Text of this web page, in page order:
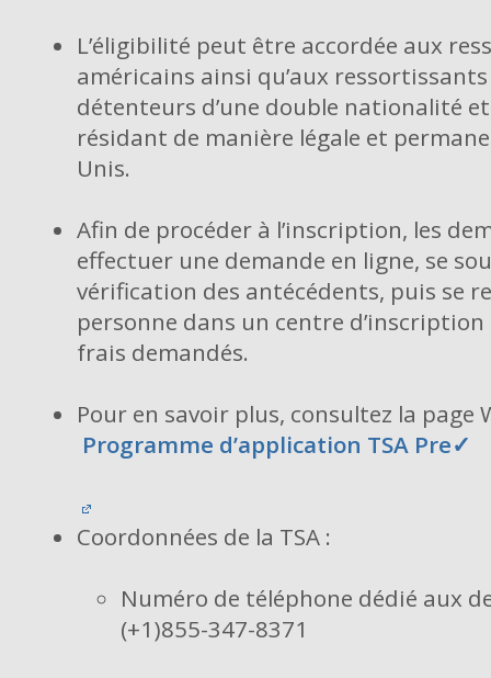
L’éligibilité peut être accordée aux
américains ainsi qu’aux
détenteurs d’une double nationalité
résidant de manière légale et
Unis.
Afin de procéder à l’inscription, les
effectuer une demande en ligne, se
vérification des antécédents, puis se
personne dans un centre
frais demandés.
Pour en savoir plus, consultez la page
Programme d’application TSA Pre✓
Coordonnées de la TSA :
Numéro de téléphone dédié aux
(+1)855-347-8371